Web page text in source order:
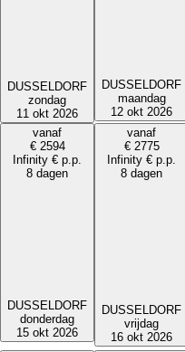
DUSSELDORF
zondag
11 okt 2026
DUSSELDORF
maandag
12 okt 2026
vanaf
€ 2594
Infinity € p.p.
8 dagen
DUSSELDORF
donderdag
15 okt 2026
vanaf
€ 2775
Infinity € p.p.
8 dagen
DUSSELDORF
vrijdag
16 okt 2026